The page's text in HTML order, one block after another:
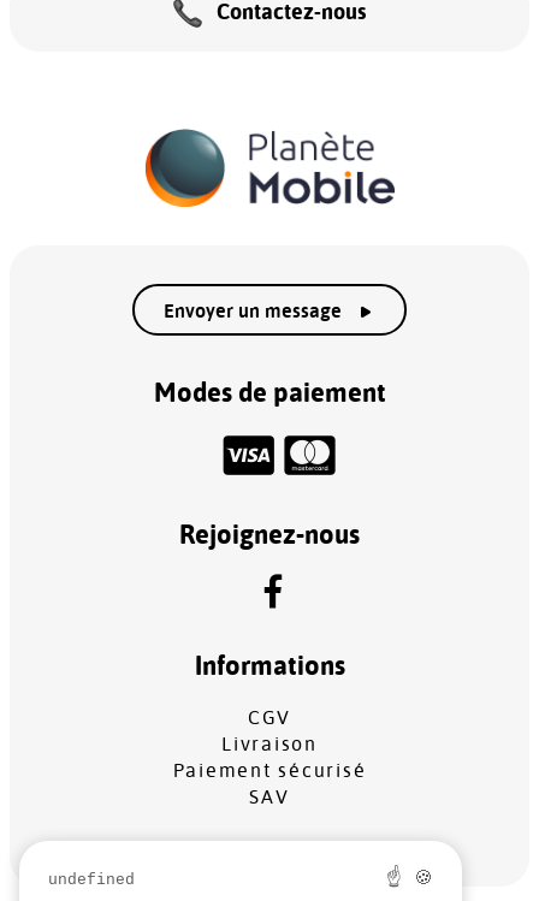
Contactez-nous
Envoyer un message
Modes de paiement
Rejoignez-nous
Informations
CGV
Livraison
Paiement sécurisé
SAV
undefined ☝ 🍪